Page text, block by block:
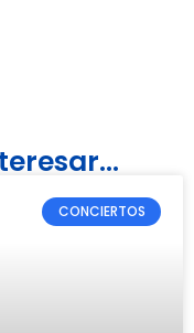
CONCIERTOS